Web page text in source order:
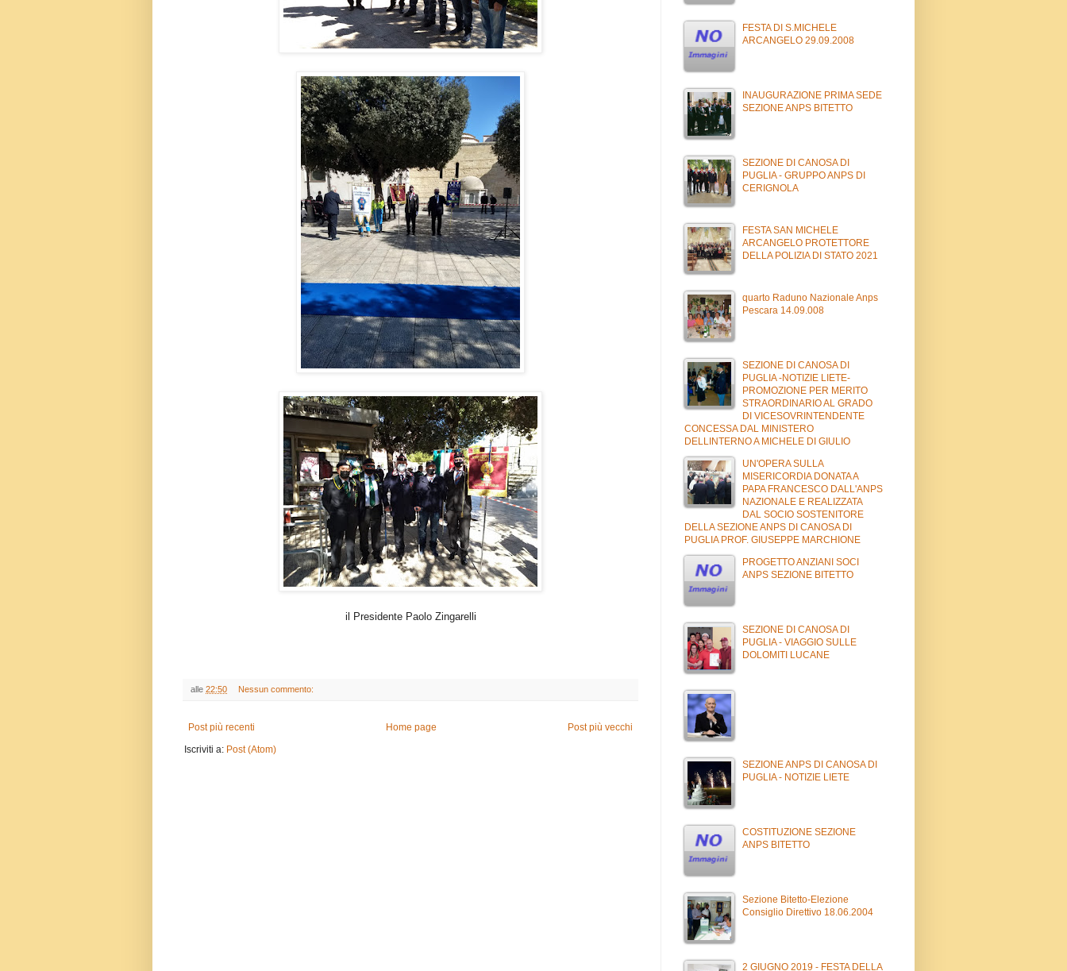
il Presidente Paolo Zingarelli
alle 22:50 Nessun commento:
Post più recenti Post più vecchi
Home page
Iscriviti a: Post (Atom)
FESTA DI S.MICHELE
ARCANGELO 29.09.2008
INAUGURAZIONE PRIMA SEDE
SEZIONE ANPS BITETTO
SEZIONE DI CANOSA DI
PUGLIA - GRUPPO ANPS DI
CERIGNOLA
FESTA SAN MICHELE
ARCANGELO PROTETTORE
DELLA POLIZIA DI STATO 2021
quarto Raduno Nazionale Anps
Pescara 14.09.008
SEZIONE DI CANOSA DI
PUGLIA -NOTIZIE LIETE-
PROMOZIONE PER MERITO
STRAORDINARIO AL GRADO
DI VICESOVRINTENDENTE
CONCESSA DAL MINISTERO
DELLINTERNO A MICHELE DI GIULIO
UN'OPERA SULLA
MISERICORDIA DONATA A
PAPA FRANCESCO DALL'ANPS
NAZIONALE E REALIZZATA
DAL SOCIO SOSTENITORE
DELLA SEZIONE ANPS DI CANOSA DI
PUGLIA PROF. GIUSEPPE MARCHIONE
PROGETTO ANZIANI SOCI
ANPS SEZIONE BITETTO
SEZIONE DI CANOSA DI
PUGLIA - VIAGGIO SULLE
DOLOMITI LUCANE
SEZIONE ANPS DI CANOSA DI
PUGLIA - NOTIZIE LIETE
COSTITUZIONE SEZIONE
ANPS BITETTO
Sezione Bitetto-Elezione
Consiglio Direttivo 18.06.2004
2 GIUGNO 2019 - FESTA DELLA